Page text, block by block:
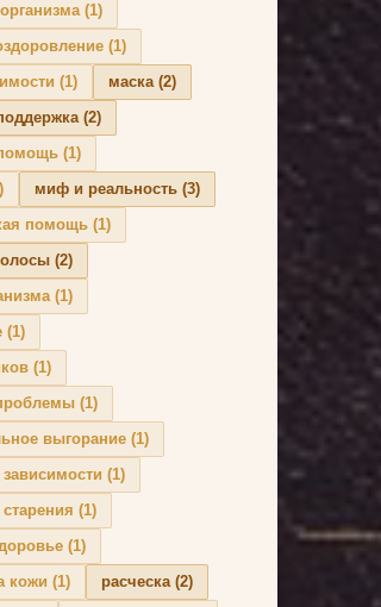
(1)
(1)
(1) маска(2)
(2)
(1)
миф и реальность (3)
помощь (1)
(2)
(1)
(1)
(1)
(1)
выгорание (1)
(1)
(1)
(1)
кожи (1) расческа(2)